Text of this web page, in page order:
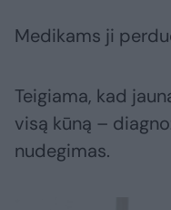
Medikams ji
Teigiama, kad
visą kūną –
nudegimas.